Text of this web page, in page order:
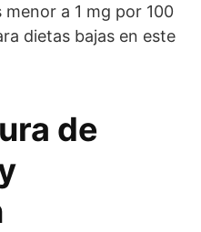
a 1 mg por 100
dietas bajas en este
de